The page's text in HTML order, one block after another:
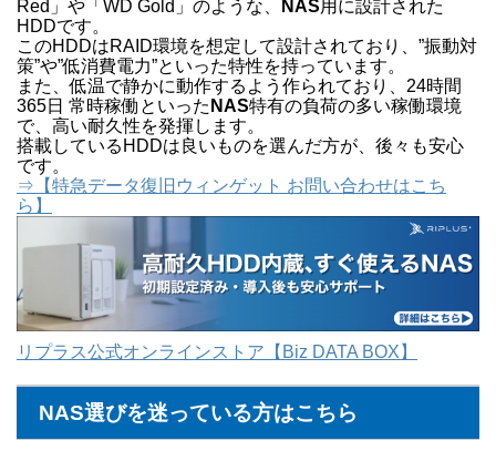
Red」や「WD Gold」のような、
NAS用に設計された
HDDです。
このHDDはRAID環境を想定して設計されており、”振動対
策”や”低消費電力”といった特性を持っています。
また、低温で静かに動作するよう作られており、24時間
365日 常時稼働といった NAS特有の負荷の多い稼働環境
で、高い耐久性を発揮します。
搭載しているHDDは良いものを選んだ方が、後々も安心
です。
⇒【特急データ復旧ウィンゲット お問い合わせはこち
ら】
リプラス公式オンラインストア【Biz DATA BOX】
NAS選びを迷っている方はこちら